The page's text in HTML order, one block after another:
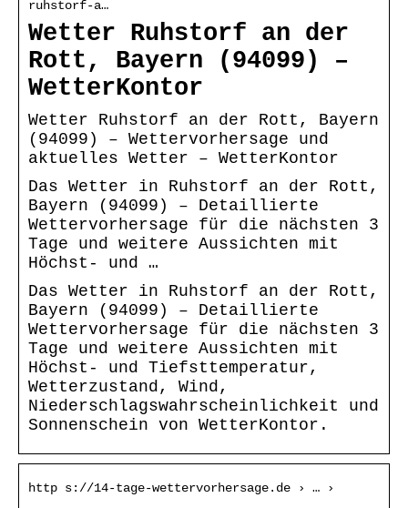
ruhstorf-a…
Wetter Ruhstorf an der
Rott, Bayern (94099) –
WetterKontor
Wetter Ruhstorf an der Rott, Bayern
(94099) – Wettervorhersage und
aktuelles Wetter – WetterKontor
Das Wetter in Ruhstorf an der Rott,
Bayern (94099) – Detaillierte
Wettervorhersage für die nächsten 3
Tage und weitere Aussichten mit
Höchst- und …
Das Wetter in Ruhstorf an der Rott,
Bayern (94099) – Detaillierte
Wettervorhersage für die nächsten 3
Tage und weitere Aussichten mit
Höchst- und Tiefsttemperatur,
Wetterzustand, Wind,
Niederschlagswahrscheinlichkeit und
Sonnenschein von WetterKontor.
http s://14-tage-wettervorhersage.de › … ›